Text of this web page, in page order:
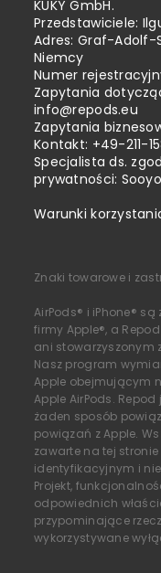
KUKY GmbH.
Przedstawiciele:
Adres: Graf-Adolf-
Niemcy
Numer
Zapytania
info@repods.eu
Zapytania
Kontakt: +49-211-
Specjalista ds.
prywatności:
Warunki
Znaki towarowe i
AirPods® i iPhone®
firmy Apple®, a
ani stowarzyszonym
Nasz program
Apple obejmującym
Apple AirPods.
żaden sposób
powiązań z Apple.
zawarte na tej stronie
identyfikacyjnym i
Projekt,
odpowiednich
przypominające
wykorzystywane